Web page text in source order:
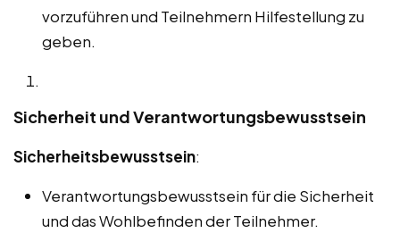
vorzuführen und Teilnehmern Hilfestellung zu
geben.
Sicherheit und Verantwortungsbewusstsein
Sicherheitsbewusstsein:
Verantwortungsbewusstsein für die Sicherheit
und das Wohlbefinden der Teilnehmer.